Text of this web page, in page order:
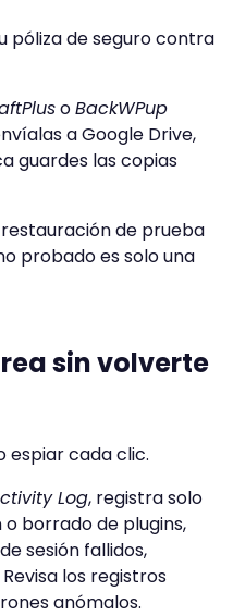
póliza de seguro contra
oBackWPup
a Google Drive,
guardes las copias
restauración de prueba
probado es solo una
sin volverte
espiar cada clic.
Log, registra solo
borrado de plugins,
sesión fallidos,
los registros
anómalos.